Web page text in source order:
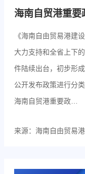
海南自贸港重要
《海南自由贸易港建
大力支持和全省上下
件陆续出台，初步形
公开发布政策进行分
海南自贸港重要政…
来源：海南自由贸易